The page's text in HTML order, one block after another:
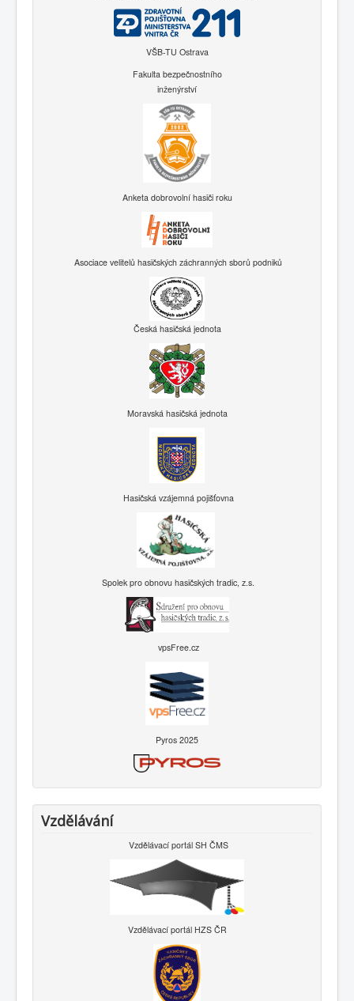
VŠB-TU Ostrava
Fakulta bezpečnostního
inženýrství
Anketa dobrovolní hasiči roku
Asociace velitelů hasičských záchranných sborů podniků
Česká hasičská jednota
Moravská hasičská jednota
Hasičská vzájemná pojišťovna
Spolek pro obnovu hasičských tradic, z.s.
vpsFree.cz
Pyros 2025
Vzdělávání
Vzdělávací portál SH ČMS
Vzdělávací portál HZS ČR